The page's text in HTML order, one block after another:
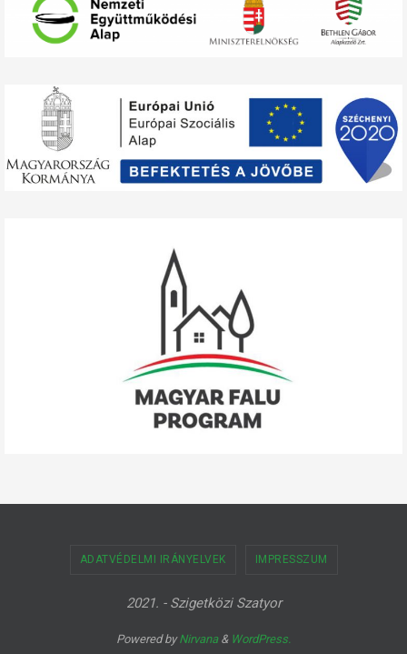
ADATVÉDELMI IRÁNYELVEK IMPRESSZUM
2021. - Szigetközi Szatyor
Powered byNirvana& WordPress.